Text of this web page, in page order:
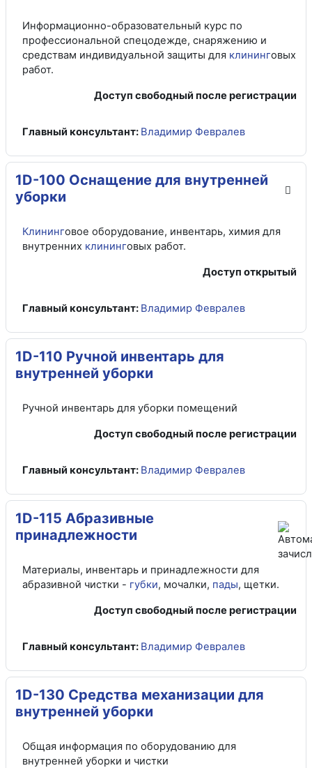
Информационно-образовательный курс по
профессиональной спецодежде, снаряжению и
средствам индивидуальной защиты для клининговых
работ.
Доступ свободный после регистрации
Главный консультант: Владимир Февралев
1D-100 Оснащение для внутренней
уборки
Клининговое оборудование, инвентарь, химия для
внутренних клининговых работ.
Доступ открытый
Главный консультант: Владимир Февралев
1D-110 Ручной инвентарь для
внутренней уборки
Ручной инвентарь для уборки помещений
Доступ свободный после регистрации
Главный консультант: Владимир Февралев
1D-115 Абразивные
принадлежности
Материалы, инвентарь и принадлежности для
абразивной чистки - губки, мочалки, пады, щетки.
Доступ свободный после регистрации
Главный консультант: Владимир Февралев
1D-130 Средства механизации для
внутренней уборки
Общая информация по оборудованию для
внутренней уборки и чистки